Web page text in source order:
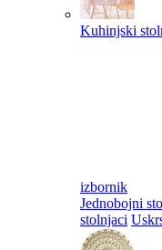
Kuhinjski
izbornik
Jednobojni
stolnjaci